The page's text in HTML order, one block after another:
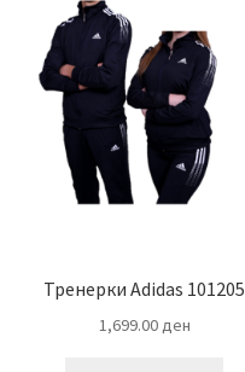
Тренерки Adidas 101205
1,699.00ден